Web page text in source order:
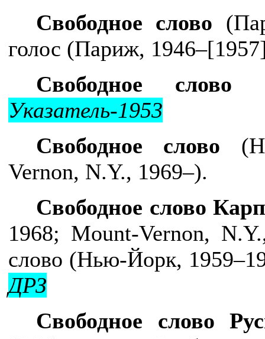
Свободное слово
голос (Париж,
Свободное слово
Указатель-1953
Свободное слово
Vernon, N.Y., 1969–).
Свободное слово
1968; Mount-Vernon,
слово (Нью-Йорк,
ДРЗ
Свободное слово